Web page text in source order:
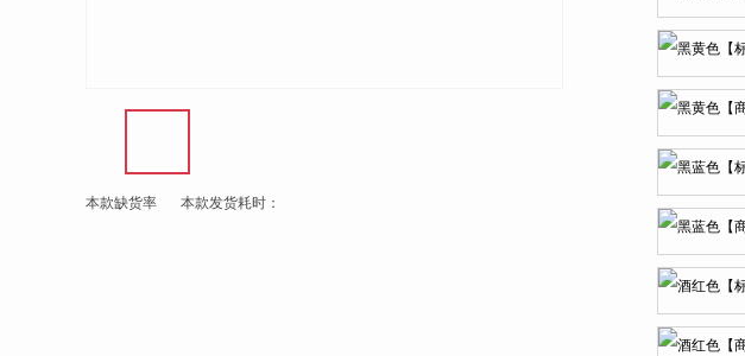
本款缺货率 本款发货耗时：